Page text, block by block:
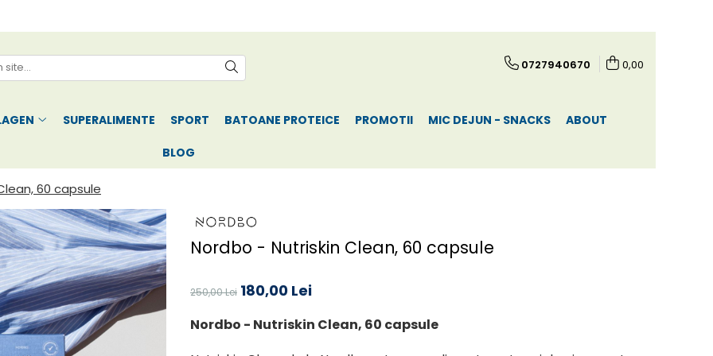
0727940670 0,00
SUPERALIMENTE SPORT BATOANE PROTEICE PROMOTII MIC DEJUN - SNACKS ABOUT
BLOG
60 capsule
Nordbo - Nutriskin Clean, 60 capsule
250,00 Lei 180,00 Lei
Nordbo - Nutriskin Clean, 60 capsule